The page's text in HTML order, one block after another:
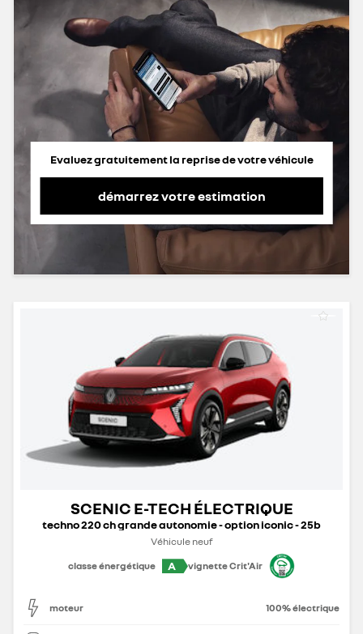
Evaluez gratuitement la reprise de votre véhicule
démarrez votre estimation
SCENIC E-TECH ÉLECTRIQUE
techno 220 ch grande autonomie - option iconic - 25b
Véhicule neuf
classe énergétique
A vignette Crit'Air
moteur 100% électrique